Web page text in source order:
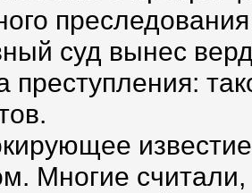
суд вынес
преступления:
Многие